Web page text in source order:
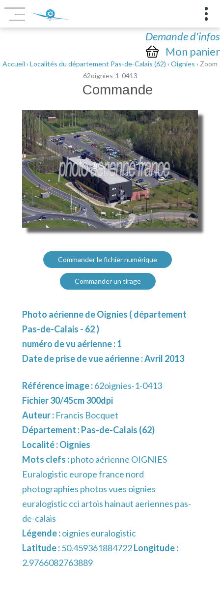
Demande d'infos
Mon panier
Accueil › Localités du département Pas-de-Calais (62) › Oignies › Zoom
62oignies-1-0413
Commande
Commander le fichier numérique
Commander un tirage
Photo aérienne de Oignies ( département
Pas-de-Calais - 62 )
numéro de vu aérienne : 1
Date de prise de vue aérienne : Avril 2013
Référence image :62oignies-1-0413
Fichier 30/45cm 300dpi
Auteur : Francis Bocquet
Département :Pas-de-Calais (62)
Localité :Oignies
Mots clefs :photo aérienne OIGNIES
Euralogistic europe france nord
photographies photos vues oignies
euralogistic cci artois hainaut aeriennes pas-
de-calais
Légende :oignies euralogistic
Latitude :50.459361884722Longitude :
2.9766082763889